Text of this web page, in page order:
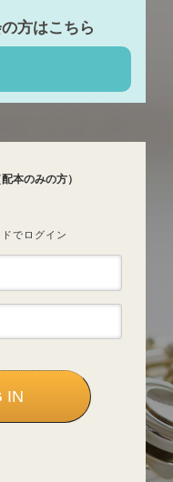
方はこちら
本のみの方）
でログイン